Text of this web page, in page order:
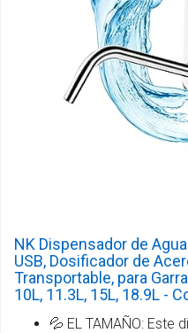
NK Dispensador de
USB, Dosificador de
Transportable, para
10L, 11.3L, 15L, 18.9L -
💦 EL TAMAÑO: Este